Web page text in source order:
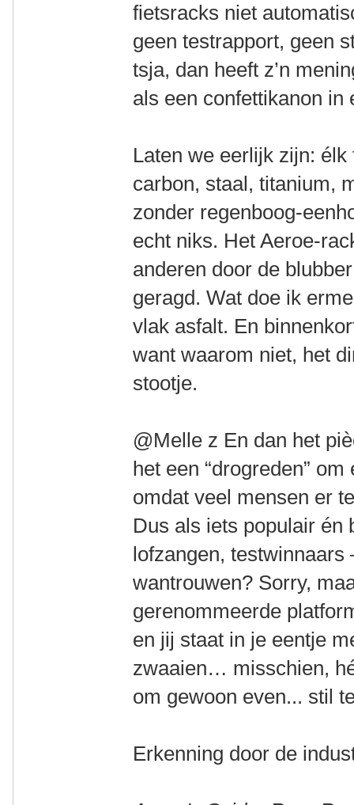
fietsracks niet
geen testrapport, geen
tsja, dan heeft z’n
als een confettikanon in
Laten we eerlijk zijn:
carbon, staal, titanium,
zonder regenboog-
echt niks. Het Aeroe-
anderen door de
geragd. Wat doe ik
vlak asfalt. En
want waarom niet, het
stootje.
@Melle z En dan het
het een “drogreden”
omdat veel mensen er
Dus als iets populair én
lofzangen, testwinnaars
wantrouwen? Sorry,
gerenommeerde
en jij staat in je eentje
zwaaien… misschien,
om gewoon even... stil
Erkenning door de